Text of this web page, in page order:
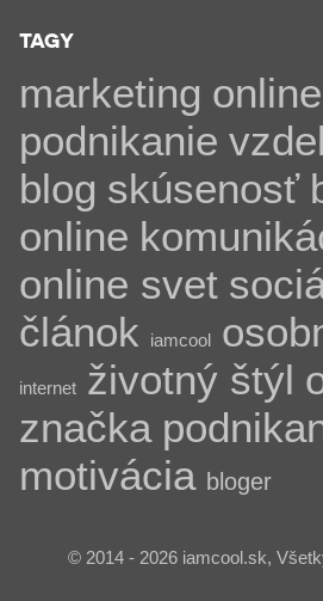
TAGY
marketing online
podnikanie
blog skúsenosť
online
online svet
článok
iamcool
internet životný štýl
značka
motivácia bloger
© 2014 - 2026 iamcool.sk,